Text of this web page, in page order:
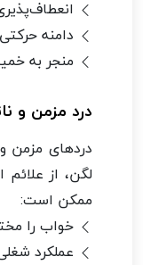
دامنه
منجر به
درد مزمن و
دردهای مزمن
لگن، از
ممکن است:
خواب را
عملکرد